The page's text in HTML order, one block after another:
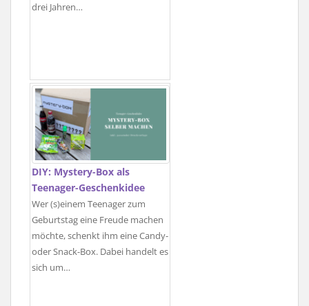
drei Jahren…
DIY: Mystery-Box als
Teenager-Geschenkidee
Wer (s)einem Teenager zum
Geburtstag eine Freude machen
möchte, schenkt ihm eine Candy-
oder Snack-Box. Dabei handelt es
sich um…